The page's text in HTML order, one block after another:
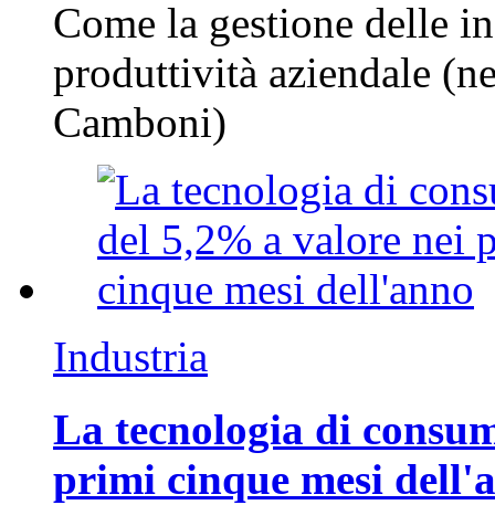
Come la gestione delle
produttività aziendale
Camboni)
Industria
La tecnologia di
primi cinque mesi